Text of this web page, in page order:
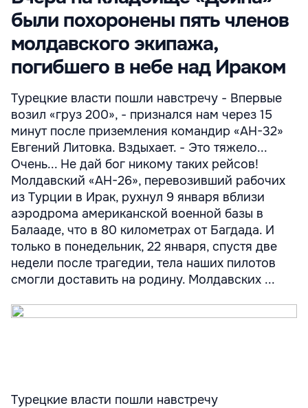
были похоронены пять членов
молдавского экипажа,
погибшего в небе над Ираком
Турецкие власти пошли навстречу - Впервые
возил «груз 200», - признался нам через 15
минут после приземления командир «АН-32»
Евгений Литовка. Вздыхает. - Это тяжело...
Очень... Не дай бог никому таких рейсов!
Молдавский «АН-26», перевозивший рабочих
из Турции в Ирак, рухнул 9 января вблизи
аэродрома американской военной базы в
Балаaде, что в 80 километрах от Багдада. И
только в понедельник, 22 января, спустя две
недели после трагедии, тела наших пилотов
смогли доставить на родину. Молдавских ...
Турецкие власти пошли навстречу